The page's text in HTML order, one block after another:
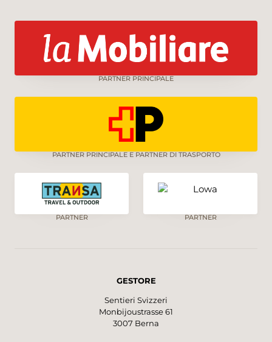
PARTNER PRINCIPALE
PARTNER PRINCIPALE E PARTNER DI TRASPORTO
PARTNER PARTNER
GESTORE
Sentieri Svizzeri
Monbijoustrasse 61
3007 Berna